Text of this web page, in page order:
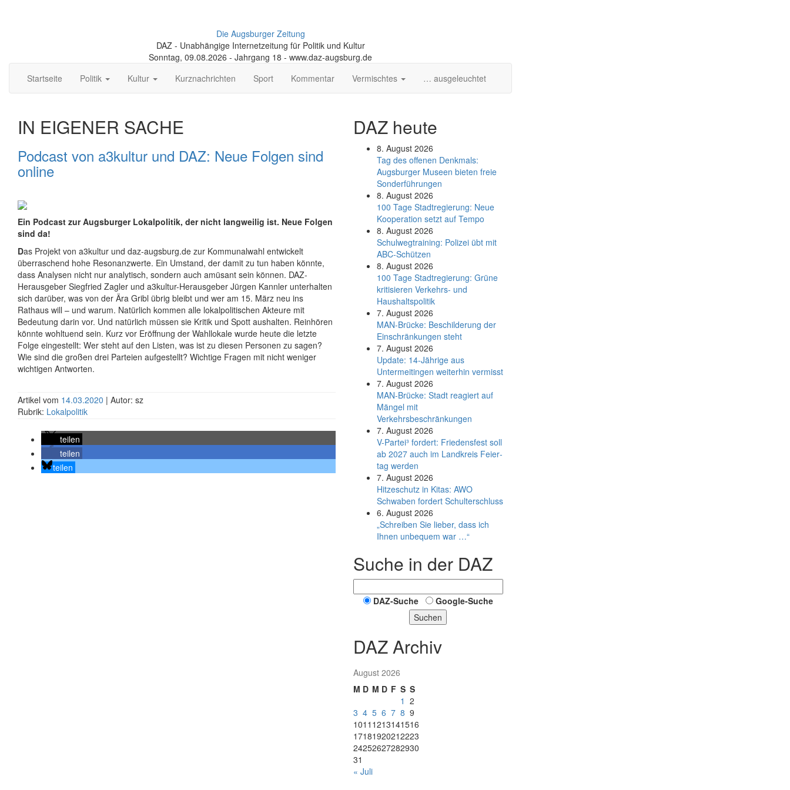
Die Augsburger Zeitung
DAZ - Unabhängige Internetzeitung für Politik und Kultur
Sonntag, 09.08.2026 - Jahrgang 18 - www.daz-augsburg.de
Startseite
Politik Kultur Kurznachrichten Sport Kommentar Vermischtes … ausgeleuchtet
IN EIGENER SACHE
Podcast von a3kultur und DAZ: Neue Folgen sind
online
Ein Podcast zur Augsburger Lokalpolitik, der nicht langweilig ist. Neue Folgen
sind da!
Das Projekt von a3kultur und daz-augsburg.de zur Kommunalwahl entwickelt
überraschend hohe Resonanzwerte. Ein Umstand, der damit zu tun haben könnte,
dass Analysen nicht nur analytisch, sondern auch amüsant sein können. DAZ-
Herausgeber Siegfried Zagler und a3kultur-Herausgeber Jürgen Kannler unterhalten
sich darüber, was von der Ära Gribl übrig bleibt und wer am 15. März neu ins
Rathaus will – und warum. Natürlich kommen alle lokalpolitischen Akteure mit
Bedeutung darin vor. Und natürlich müssen sie Kritik und Spott aushalten. Reinhören
könnte wohltuend sein. Kurz vor Eröffnung der Wahllokale wurde heute die letzte
Folge eingestellt: Wer steht auf den Listen, was ist zu diesen Personen zu sagen?
Wie sind die großen drei Parteien aufgestellt? Wichtige Fragen mit nicht weniger
wichtigen Antworten.
Artikel vom 14.03.2020 | Autor: sz
Rubrik: Lokalpolitik
teilen
teilen
teilen
DAZ heute
8. August 2026
Tag des offenen Denkmals:
Augsburger Museen bieten freie
Sonderführungen
8. August 2026
100 Tage Stadtregierung: Neue
Kooperation setzt auf Tempo
8. August 2026
Schul­weg­trai­ning: Poli­zei übt mit
ABC-Schüt­zen
8. August 2026
100 Tage Stadtregierung: Grüne
kritisieren Verkehrs- und
Haushaltspolitik
7. August 2026
MAN-Brücke: Beschilderung der
Einschränkungen steht
7. August 2026
Update: 14-Jährige aus
Untermeitingen weiterhin vermisst
7. August 2026
MAN-Brücke: Stadt reagiert auf
Mängel mit
Verkehrsbeschränkungen
7. August 2026
V-Partei­³ fordert: Friedens­fest soll
ab 2027 auch im Land­kreis Feier­
tag werden
7. August 2026
Hitzeschutz in Kitas: AWO
Schwaben fordert Schulterschluss
6. August 2026
„Schreiben Sie lieber, dass ich
Ihnen unbequem war …“
Suche in der DAZ
DAZ-Suche
Google-Suche
Suchen
DAZ Archiv
August 2026
M D M D F S S
1 2
3 4 5 6 7 8 9
1011 1213141516
17181920212223
24252627282930
31
« Juli